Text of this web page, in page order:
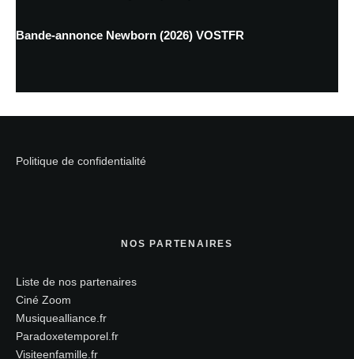
Bande-annonce Newborn (2026) VOSTFR
Politique de confidentialité
NOS PARTENAIRES
Liste de nos partenaires
Ciné Zoom
Musiquealliance.fr
Paradoxetemporel.fr
Visiteenfamille.fr